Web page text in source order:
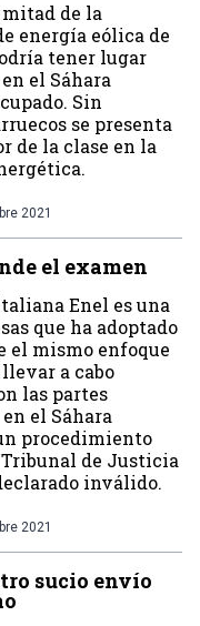
mitad de la
energía eólica de
tener lugar
el Sáhara
Sin
se presenta
de la clase en la
2021
el examen
Enel es una
que ha adoptado
el mismo enfoque
a cabo
las partes
el Sáhara
procedimiento
de Justicia
inválido.
2021
sucio envío